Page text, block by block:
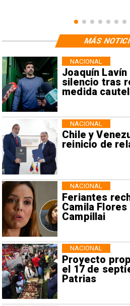
Joaquín
silencio tras
medida
NACIONAL
Chile y
reinicio de
NACIONAL
Feriantes
Camila
Campillai
NACIONAL
Proyecto
el 17 de
Patrias
NACIONAL
MÁS